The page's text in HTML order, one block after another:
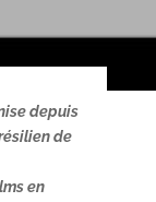
depuis
de
en